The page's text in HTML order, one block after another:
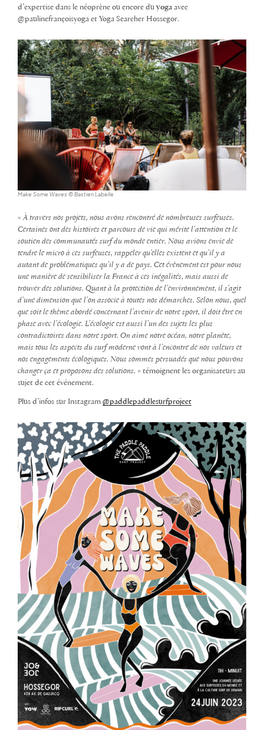
d’expertise dans le néoprène ou encore du yoga avec
@paulinefrançoisyoga et Yoga Searcher Hossegor.
Make Some Waves © Bastien Labelle
«À travers nos projets, nous avons rencontré de nombreuses surfeuses.
Certaines ont des histoires et parcours de vie qui mérite l’attention et le
soutien des communautés surf du monde entier. Nous avions envie de
tendre le micro à ces surfeuses, rappeler qu’elles existent et qu’il y a
autant de problématiques qu’il y a de pays. Cet évènement est pour nous
une manière de sensibiliser la France à ces inégalités, mais aussi de
trouver des solutions. Quant à la protection de l’environnement, il s’agit
d’une dimension que l’on associe à toutes nos démarches. Selon nous, quel
que soit le thème abordé concernant l’avenir de notre sport, il doit être en
phase avec l’écologie. L’écologie est aussi l’un des sujets les plus
contradictoires dans notre sport. On aime notre océan, notre planète,
mais tous les aspects du surf moderne vont à l’encontre de nos valeurs et
nos engagements écologiques. Nous sommes persuadés que nous pouvons
changer ça et proposons des solutions. » témoignent les organisateurs au
sujet de cet événement.
Plus d’infos sur Instagram @paddlepaddlesurfproject